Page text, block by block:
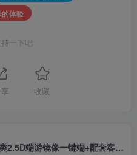
体验
一下吧
收藏
《DOF85级高仿台服》经典竞技类2.5D端游镜像一键端+配套客户端+原滋原味的体验+新增大量时装+新版GM工具